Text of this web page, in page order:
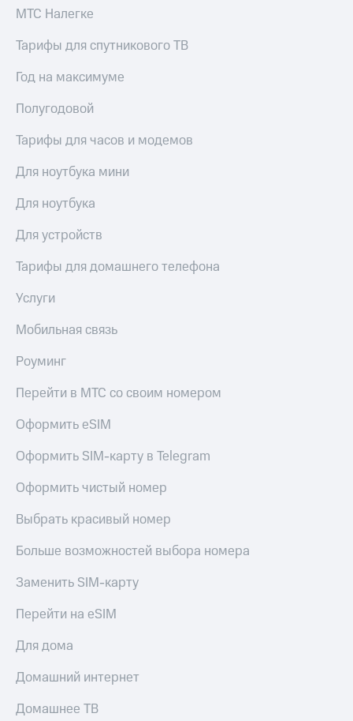
МТС Налегке
Тарифы для спутникового ТВ
Год на максимуме
Полугодовой
Тарифы для часов и модемов
Для ноутбука мини
Для ноутбука
Для устройств
Тарифы для домашнего телефона
Услуги
Мобильная связь
Роуминг
Перейти в МТС со своим номером
Оформить eSIM
Оформить SIM-карту в Telegram
Оформить чистый номер
Выбрать красивый номер
Больше возможностей выбора номера
Заменить SIM-карту
Перейти на eSIM
Для дома
Домашний интернет
Домашнее ТВ